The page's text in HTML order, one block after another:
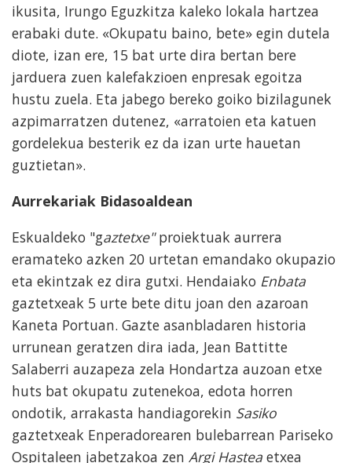
ikusita, Irungo Eguzkitza kaleko lokala hartzea
erabaki dute. «Okupatu baino, bete» egin dutela
diote, izan ere, 15 bat urte dira bertan bere
jarduera zuen kalefakzioen enpresak egoitza
hustu zuela. Eta jabego bereko goiko bizilagunek
azpimarratzen dutenez, «arratoien eta katuen
gordelekua besterik ez da izan urte hauetan
guztietan».
Aurrekariak Bidasoaldean
Eskualdeko "gaztetxe"proiektuak aurrera
eramateko azken 20 urtetan emandako okupazio
eta ekintzak ez dira gutxi. Hendaiako Enbata
gaztetxeak 5 urte bete ditu joan den azaroan
Kaneta Portuan. Gazte asanbladaren historia
urrunean geratzen dira iada, Jean Battitte
Salaberri auzapeza zela Hondartza auzoan etxe
huts bat okupatu zutenekoa, edota horren
ondotik, arrakasta handiagorekin Sasiko
gaztetxeak Enperadorearen bulebarrean Pariseko
Ospitaleen jabetzakoa zen Argi Hastea etxea